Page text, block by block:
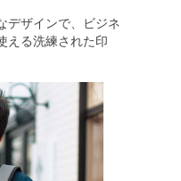
デザインで、ビジネ
える洗練された印